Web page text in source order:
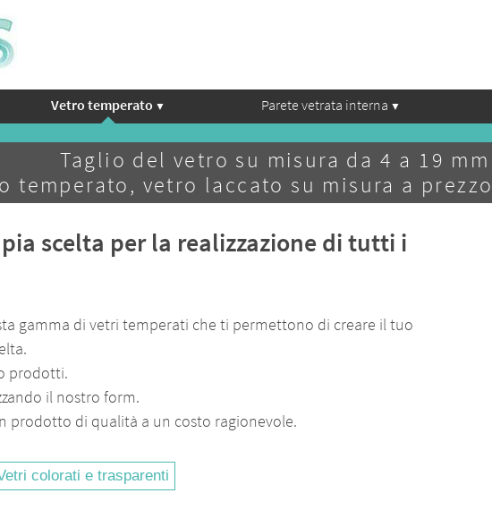
Vetro temperato Parete vetrata interna
Taglio del vetro su misura da 4 a 19 mm
temperato, vetro laccato su misura a
scelta per la realizzazione di tutti i
gamma di vetri temperati che ti permettono di creare il tuo
prodotti.
il nostro form.
prodotto di qualità a un costo ragionevole.
colorati e trasparenti